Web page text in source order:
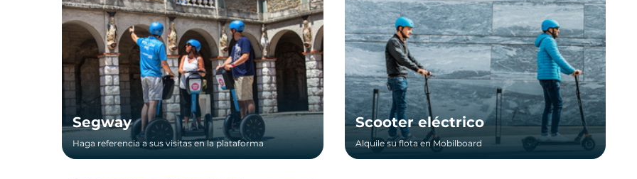
Segway
Haga referencia a sus visitas en la plataforma
Scooter eléctrico
Alquile su flota en Mobilboard